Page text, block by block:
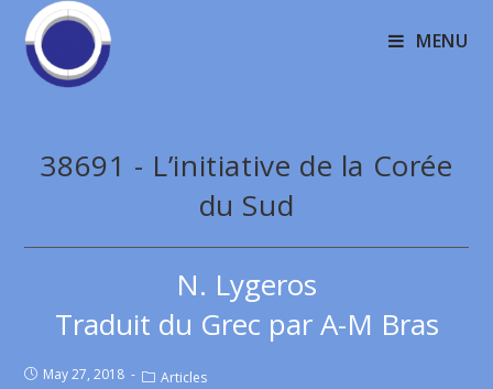
MENU
38691 - L’initiative de la Corée
du Sud
N. Lygeros
Traduit du Grec par A-M Bras
May 27, 2018 Articles